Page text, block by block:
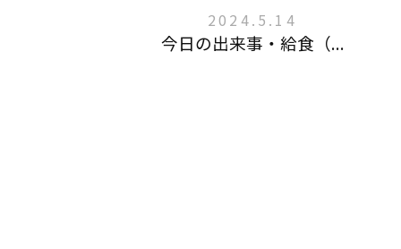
2024.5.14
今日の出来事・給食（...